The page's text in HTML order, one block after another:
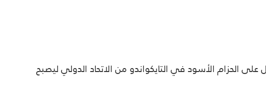
الحزام الأسود في التايكواندو من الاتحاد الدولي ليصبح